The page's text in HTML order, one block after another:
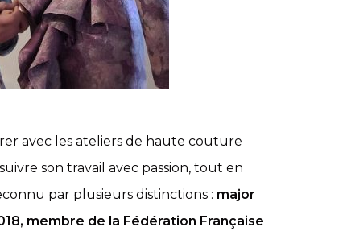
avec les ateliers de haute couture
son travail avec passion, tout en
par plusieurs distinctions : major
membre de la Fédération Française